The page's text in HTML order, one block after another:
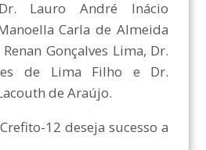
Lauro André Inácio
Carla de Almeida
Gonçalves Lima, Dr.
de Lima Filho e Dr.
de Araújo.
12 deseja sucesso a